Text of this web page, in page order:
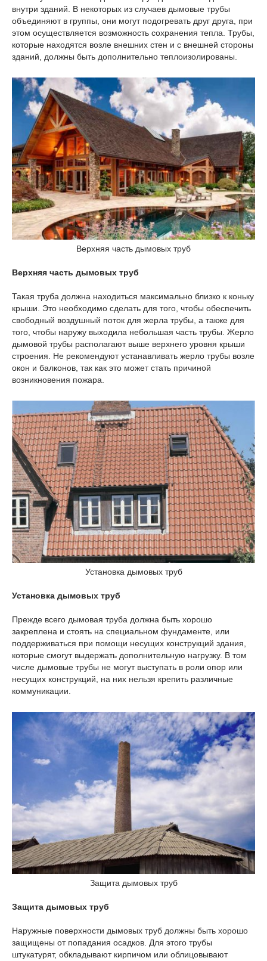
внутри зданий. В некоторых из случаев дымовые трубы
объединяют в группы, они могут подогревать друг друга, при
этом осуществляется возможность сохранения тепла. Трубы,
которые находятся возле внешних стен и с внешней стороны
зданий, должны быть дополнительно теплоизолированы.
Верхняя часть дымовых труб
Верхняя часть дымовых труб
Такая труба должна находиться максимально близко к коньку
крыши. Это необходимо сделать для того, чтобы обеспечить
свободный воздушный поток для жерла трубы, а также для
того, чтобы наружу выходила небольшая часть трубы. Жерло
дымовой трубы располагают выше верхнего уровня крыши
строения. Не рекомендуют устанавливать жерло трубы возле
окон и балконов, так как это может стать причиной
возникновения пожара.
Установка дымовых труб
Установка дымовых труб
Прежде всего дымовая труба должна быть хорошо
закреплена и стоять на специальном фундаменте, или
поддерживаться при помощи несущих конструкций здания,
которые смогут выдержать дополнительную нагрузку. В том
числе дымовые трубы не могут выступать в роли опор или
несущих конструкций, на них нельзя крепить различные
коммуникации.
Защита дымовых труб
Защита дымовых труб
Наружные поверхности дымовых труб должны быть хорошо
защищены от попадания осадков. Для этого трубы
штукатурят, обкладывают кирпичом или облицовывают